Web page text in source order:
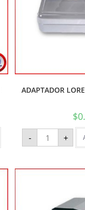
ADAPTADOR
$
- +